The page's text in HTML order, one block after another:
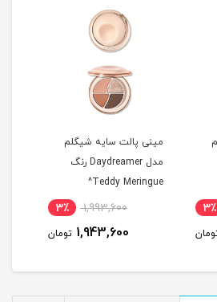
3٪
مینی پالت سایه شیگلم
مدل Daydreamer رنگ
Teddy Meringue^
1,993,600 3٪
1,943,600 تومان